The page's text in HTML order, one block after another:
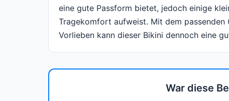
eine gute Passform bietet, jedoch einige
Tragekomfort aufweist. Mit dem
Vorlieben kann dieser Bikini dennoch eine
War diese